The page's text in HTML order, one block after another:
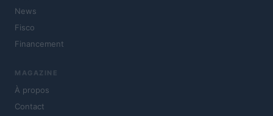
News
Fisco
Financement
MAGAZINE
À propos
Contact